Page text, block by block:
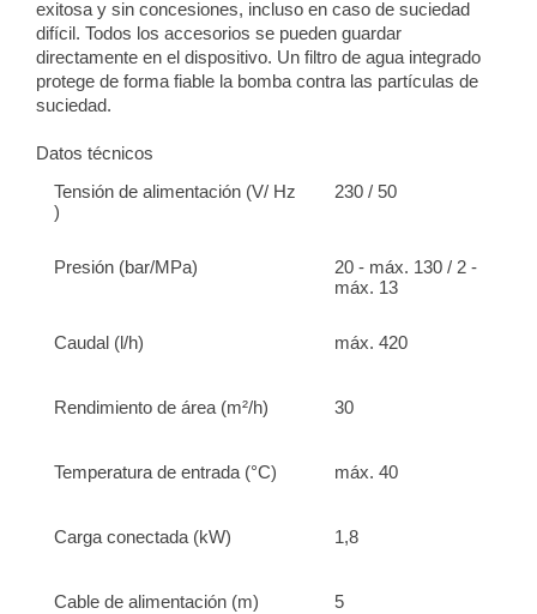
exitosa y sin concesiones, incluso en caso de suciedad
difícil. Todos los accesorios se pueden guardar
directamente en el dispositivo. Un filtro de agua integrado
protege de forma fiable la bomba contra las partículas de
suciedad.
Datos técnicos
Tensión de alimentación (V/ Hz
)
230 / 50
Presión (bar/MPa)
20 - máx. 130 / 2 -
máx. 13
Caudal (l/h) máx. 420
Rendimiento de área (m²/h) 30
Temperatura de entrada (°C) máx. 40
Carga conectada (kW) 1,8
Cable de alimentación (m) 5